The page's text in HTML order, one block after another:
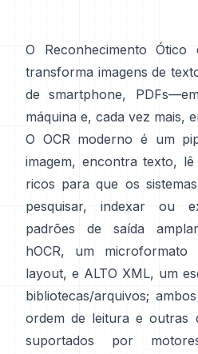
O Reconhecimento Ótico
transforma imagens de
de smartphone,
máquina e, cada vez mais,
O OCR moderno é um
imagem, encontra texto,
ricos para que os
pesquisar, indexar ou
padrões de saída
hOCR, um microformato
layout, e ALTO XML, um
bibliotecas/arquivos;
ordem de leitura e outras
suportados por